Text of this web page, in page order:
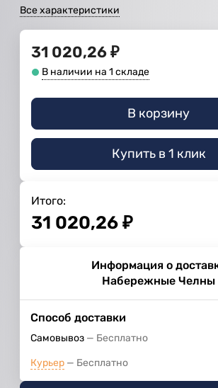
Все характеристики
31 020,26 ₽
В наличии на 1 складе
В корзину
Купить в 1 клик
Итого:
31 020,26 ₽
Информация о
Набережные Челны
Способ доставки
Самовывоз Бесплатно
Курьер Бесплатно